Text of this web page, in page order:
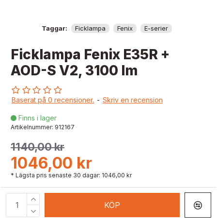
Taggar: Ficklampa Fenix E-serier
Ficklampa Fenix E35R +
AOD-S V2, 3100 lm
Baserat på 0 recensioner. - Skriv en recension
1046,00 kr
1140,00 kr
* Lägsta pris senaste 30 dagar: 1046,00 kr
 Finns i lager
Artikelnummer: 912167
KÖP